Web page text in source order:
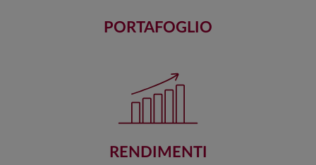
PORTAFOGLIO
RENDIMENTI